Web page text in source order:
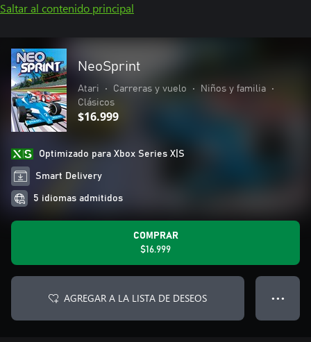
Saltar al contenido principal
NeoSprint
Atari • Carreras y vuelo • Niños y familia
•
Clásicos
$16.999
Optimizado para Xbox Series X|S
Smart Delivery
5 idiomas admitidos
COMPRAR
$16.999
AGREGAR A LA LISTA DE DESEOS ● ● ●